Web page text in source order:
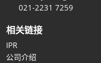
021-2231 7259
相关链接
IPR
公司介绍